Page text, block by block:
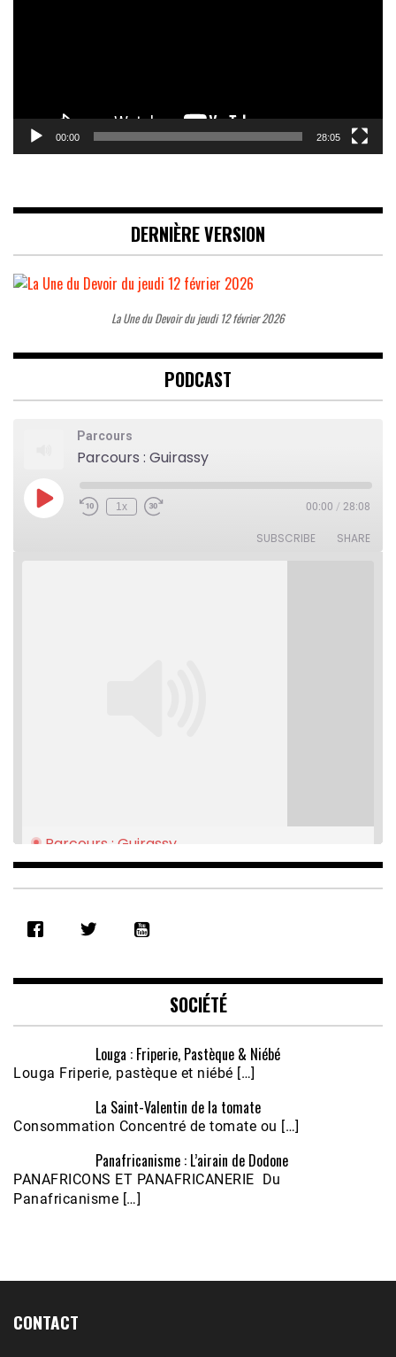
00:00 28:05
DERNIÈRE VERSION
La Une du Devoir du jeudi 12 février 2026
PODCAST
Parcours
Parcours : Guirassy
Play
Episode
Rewind
1x
Fast
00:00 / 28:08
SUBSCRIBE SHARE
RSS FEED
EMBED
Parcours : Guirassy
Feb 16, 2021 • 28:08
Écoutez le parcours de Claudiane Kapia
Nobana (Podologue)
Feb 24, 2021 • 28mn
SOCIÉTÉ
Louga : Friperie, Pastèque & Niébé
Louga Friperie, pastèque et niébé […]
La Saint-Valentin de la tomate
Consommation Concentré de tomate ou […]
Panafricanisme : L’airain de Dodone
PANAFRICONS ET PANAFRICANERIE Du
Panafricanisme […]
CONTACT